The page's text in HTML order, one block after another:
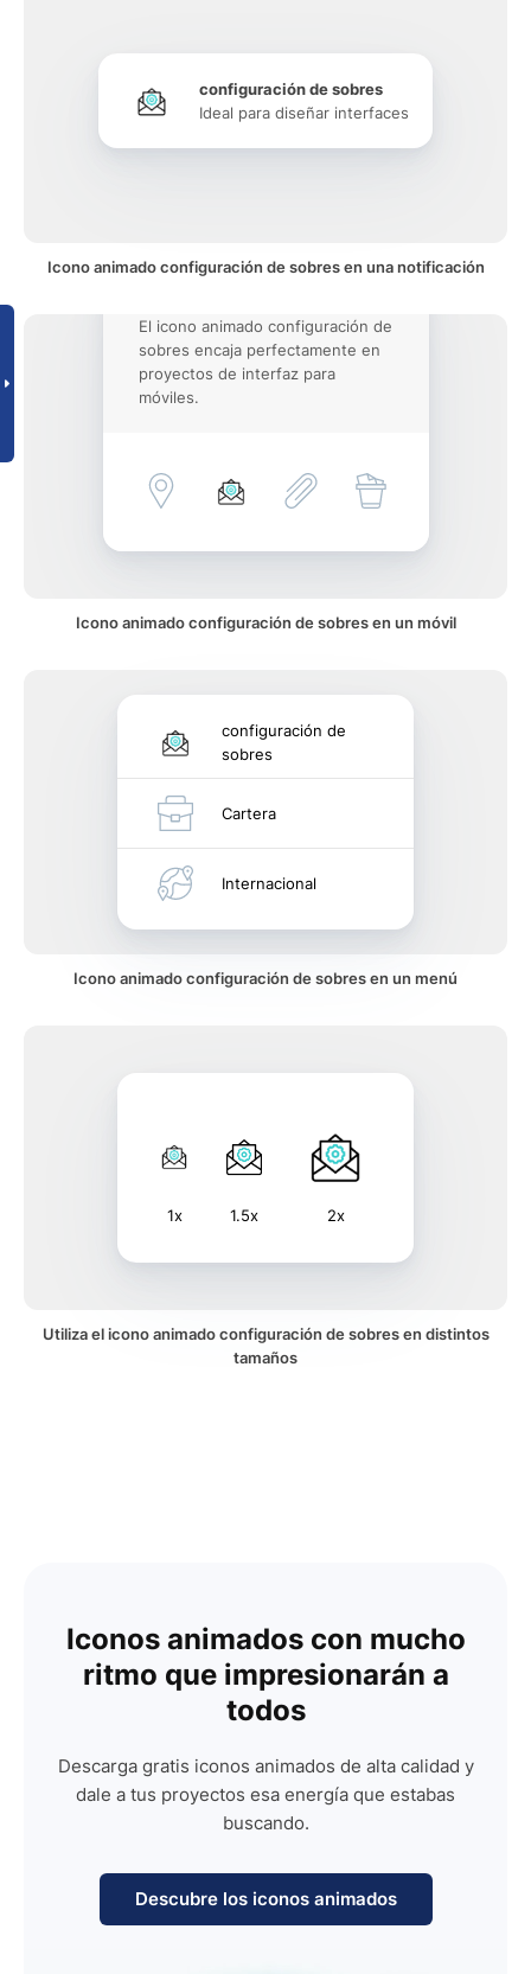
configuración de sobres
Ideal para diseñar interfaces
Icono animado configuración de sobres en una notificación
El icono animado configuración de
sobres encaja perfectamente en
proyectos de interfaz para
móviles.
Icono animado configuración de sobres en un móvil
configuración de
sobres
Cartera
Internacional
Icono animado configuración de sobres en un menú
1x 1.5x 2x
Utiliza el icono animado configuración de sobres en distintos
tamaños
Iconos animados con mucho
ritmo que impresionarán a
todos
Descarga gratis iconos animados de alta calidad y
dale a tus proyectos esa energía que estabas
buscando.
Descubre los iconos animados